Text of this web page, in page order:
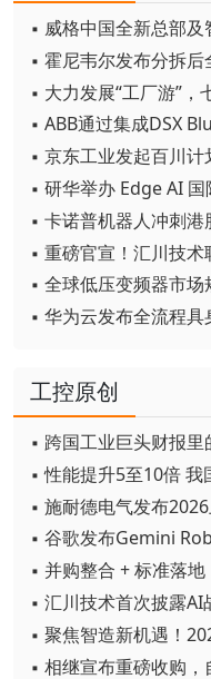
▪ 威格中国全新总部
▪ 大力发展“工厂游”，
▪ 京东工业发起百川
▪ 研华举办 Edge AI
▪ 卡诺普机器人冲刺港
▪ 全球低压变频器市
▪ 华为云发布全流程
工控原创
▪ 跨国工业巨头财报
▪ 并购整合 + 标准落